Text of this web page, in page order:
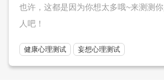
也许，这都是因为你想太多哦~来测测
人吧！
健康心理测试 妄想心理测试